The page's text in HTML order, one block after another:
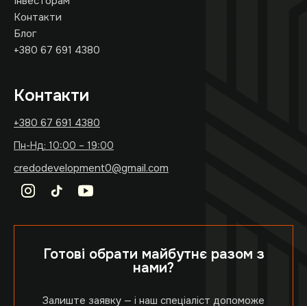
Контакти
Блог
+380 67 691 4380
Контакти
+380 67 691 4380
Пн-Нд: 10:00 – 19:00
credodevelopment0@gmail.com
Готові обрати майбутнє разом з
нами?
Залиште заявку — і наш спеціаліст допоможе